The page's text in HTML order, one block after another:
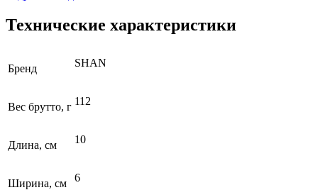
Технические характеристики
Бренд SHAN
Вес брутто, г 112
Длина, см 10
Ширина, см 6